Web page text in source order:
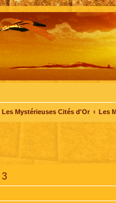
Les Mystérieuses Cités d'Or Les
3